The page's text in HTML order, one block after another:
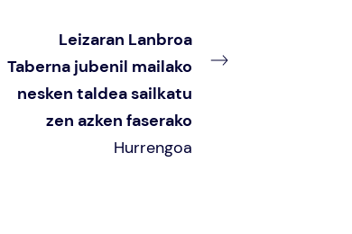
Leizaran Lanbroa
Taberna jubenil mailako
nesken taldea sailkatu
zen azken faserako
Hurrengoa